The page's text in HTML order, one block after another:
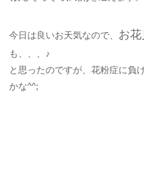
今日は良いお天気なので、 お花
も、、、♪
と思ったのですが、花粉症に負
かな^^;